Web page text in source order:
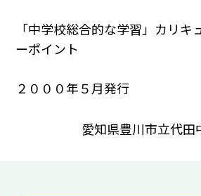
「中学校総合的な学習」カリキ
ーポイント
２０００年５月発行
愛知県豊川市立代